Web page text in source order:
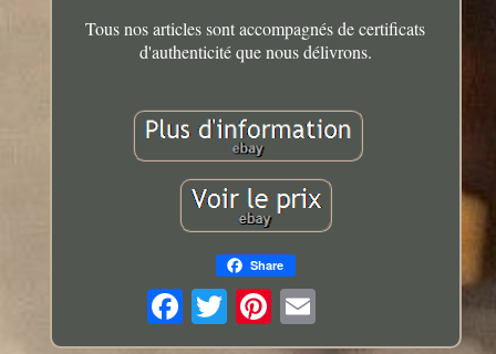
Tous nos articles sont accompagnés de certificats
d'authenticité que nous délivrons.
Share